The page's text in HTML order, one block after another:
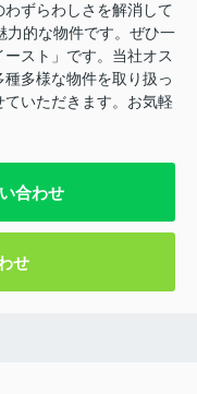
ずらわしさを解消して
力的な物件です。ぜひ一
スト」です。当社オス
多様な物件を取り扱っ
いただきます。お気軽
合わせ
せ